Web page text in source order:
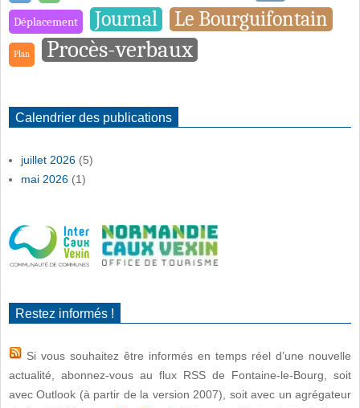
Déplacement Journal Le Bourguifontain
Plan Procès-verbaux
Calendrier des publications
juillet 2026 (5)
mai 2026 (1)
Restez informés !
Si vous souhaitez être informés en temps réel d’une nouvelle
actualité, abonnez-vous au flux RSS de Fontaine-le-Bourg, soit
avec Outlook (à partir de la version 2007), soit avec un agrégateur